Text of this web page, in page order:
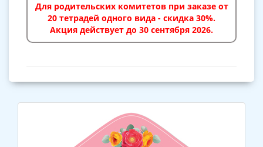
Для родительских комитетов при заказе от
20 тетрадей одного вида - скидка 30%.
Акция действует до 30 сентября 2026.